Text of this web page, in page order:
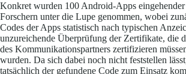
Konkret wurden 100 Android-Apps
Forschern unter die Lupe genommen, wobei
Codes der Apps statistisch nach typischen
unzureichende Überprüfung der Zertifikate, die
des Kommunikationspartners zertifizieren
wurden. Da sich dabei noch nicht feststellen
tatsächlich der gefundene Code zum Einsatz